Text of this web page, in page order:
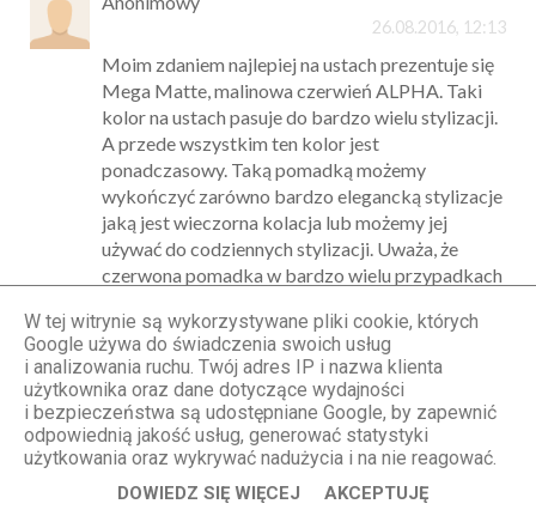
26.08.2016, 12:13
Moim zdaniem najlepiej na ustach prezentuje się
Mega Matte, malinowa czerwień ALPHA. Taki
kolor na ustach pasuje do bardzo wielu stylizacji.
A przede wszystkim ten kolor jest
ponadczasowy. Taką pomadką możemy
wykończyć zarówno bardzo elegancką stylizacje
jaką jest wieczorna kolacja lub możemy jej
używać do codziennych stylizacji. Uważa, że
czerwona pomadka w bardzo wielu przypadkach
sprawi, że kobieta poczuje się wyjątkowa.
Mój e-mail: klaudiaciechomska@wp.pl
Odpowiedz
Anonimowy
26.08.2016, 12:16
W tej witrynie są wykorzystywane pliki cookie, których
Google używa do świadczenia swoich usług
i analizowania ruchu. Twój adres IP i nazwa klienta
użytkownika oraz dane dotyczące wydajności
i bezpieczeństwa są udostępniane Google, by zapewnić
odpowiednią jakość usług, generować statystyki
użytkowania oraz wykrywać nadużycia i na nie reagować.
DOWIEDZ SIĘ WIĘCEJ AKCEPTUJĘ